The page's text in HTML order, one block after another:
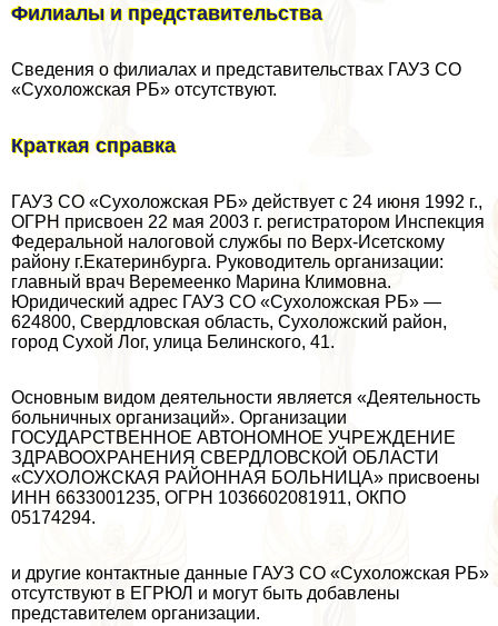
Филиалы и представительства
Сведения о филиалах и представительствах ГАУЗ СО
«Сухоложская РБ» отсутствуют.
Краткая справка
ГАУЗ СО «Сухоложская РБ» действует с 24 июня 1992 г.,
ОГРН присвоен 22 мая 2003 г. регистратором Инспекция
Федеральной налоговой службы по Верх-Исетскому
району г.Екатеринбурга. Руководитель организации:
главный врач Веремеенко Марина Климовна.
Юридический адрес ГАУЗ СО «Сухоложская РБ» —
624800, Свердловская область, Сухоложский район,
город Сухой Лог, улица Белинского, 41.
Основным видом деятельности является «Деятельность
больничных организаций». Организации
ГОСУДАРСТВЕННОЕ АВТОНОМНОЕ УЧРЕЖДЕНИЕ
ЗДРАВООХРАНЕНИЯ СВЕРДЛОВСКОЙ ОБЛАСТИ
«СУХОЛОЖСКАЯ РАЙОННАЯ БОЛЬНИЦА» присвоены
ИНН 6633001235, ОГРН 1036602081911, ОКПО
05174294.
и другие контактные данные ГАУЗ СО «Сухоложская РБ»
отсутствуют в ЕГРЮЛ и могут быть добавлены
представителем организации.